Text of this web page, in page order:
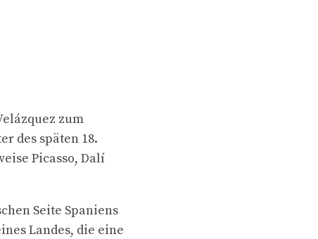
zum
des späten 18.
Picasso, Dalí
Seite Spaniens
Landes, die eine